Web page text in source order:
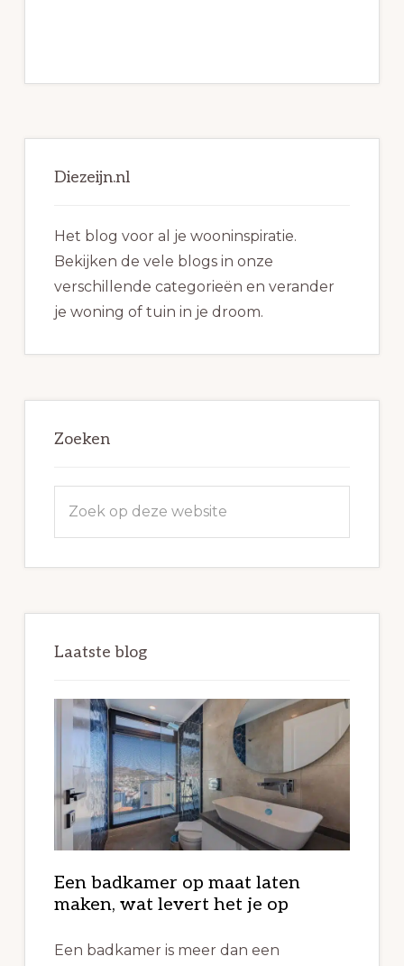
Sidebar
Diezeijn.nl
Het blog voor al je wooninspiratie.
Bekijken de vele blogs in onze
verschillende categorieën en verander
je woning of tuin in je droom.
Zoeken
op
website
Laatste blog
Een badkamer op maat laten
maken, wat levert het je op
Een badkamer is meer dan een